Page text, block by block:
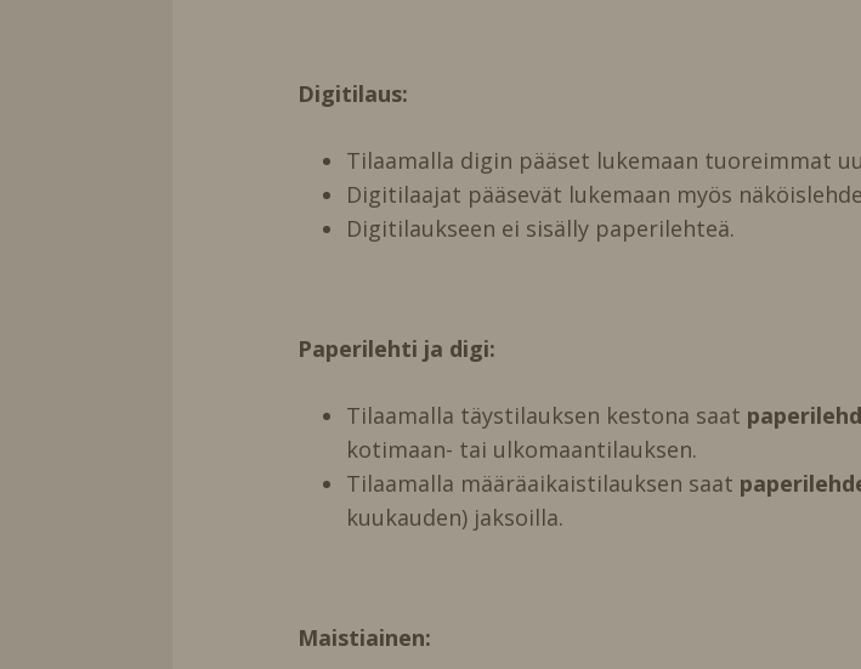
Digitilaus:
Tilaamalla digin pääset lukemaan tuoreimmat
Digitilaajat pääsevät lukemaan myös
Digitilaukseen ei sisälly paperilehteä.
Paperilehti ja digi:
Tilaamalla täystilauksen kestona saat
kotimaan- tai ulkomaantilauksen.
Tilaamalla määräaikaistilauksen saat
kuukauden) jaksoilla.
Maistiainen: